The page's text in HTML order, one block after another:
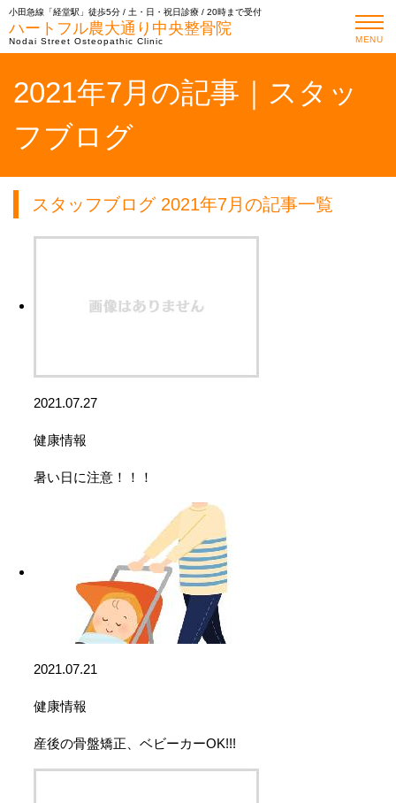
小田急線「経堂駅」徒歩5分 / 土・日・祝日診療 / 20時まで受付
ハートフル農大通り中央整骨院
Nodai Street Osteopathic Clinic MENU
2021年7月の記事｜スタッ
フブログ
スタッフブログ 2021年7月の記事一覧
2021.07.27
健康情報
暑い日に注意！！！
2021.07.21
健康情報
産後の骨盤矯正、ベビーカーOK!!!